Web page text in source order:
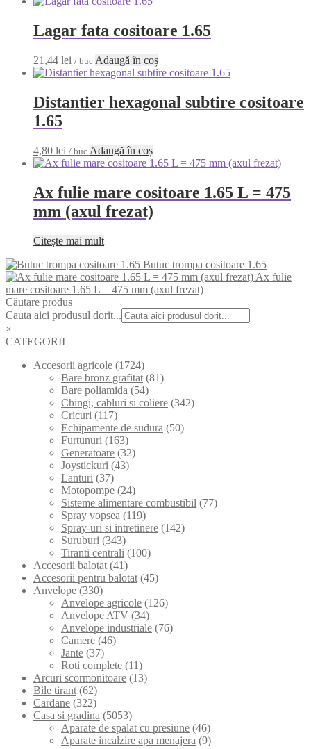
Lagar fata cositoare 1.65
21,44 lei / buc Adaugă în coș
Distantier hexagonal subtire cositoare
1.65
4,80 lei / buc Adaugă în coș
Ax fulie mare cositoare 1.65 L = 475
mm (axul frezat)
Citește mai mult
Butuc trompa cositoare 1.65
Ax fulie
mare cositoare 1.65 L = 475 mm (axul frezat)
Căutare produs
Cauta aici produsul dorit...
×
CATEGORII
Accesorii agricole (1724)
Bare bronz grafitat (81)
Bare poliamida (54)
Chingi, cabluri si coliere (342)
Cricuri (117)
Echipamente de sudura (50)
Furtunuri (163)
Generatoare (32)
Joystickuri (43)
Lanturi (37)
Motopompe (24)
Sisteme alimentare combustibil (77)
Spray vopsea (119)
Spray-uri si intretinere (142)
Suruburi (343)
Tiranti centrali (100)
Accesorii balotat (41)
Accesorii pentru balotat (45)
Anvelope (330)
Anvelope agricole (126)
Anvelope ATV (34)
Anvelope industriale (76)
Camere (46)
Jante (37)
Roti complete (11)
Arcuri scormonitoare (13)
Bile tirant (62)
Cardane (322)
Casa si gradina (5053)
Aparate de spalat cu presiune (46)
Aparate incalzire apa menajera (9)